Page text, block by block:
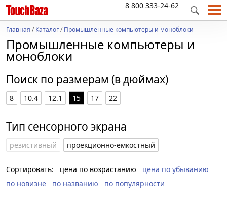
8 800 333-24-62
Главная /Каталог/Промышленные компьютеры и моноблоки
Промышленные компьютеры и
моноблоки
Поиск по размерам (в дюймах)
8 10.4 12.1 15 17 22
Тип сенсорного экрана
резистивный проекционно-емкостный
Сортировать: цена по возрастанию
цена по убыванию
по новизне
по названию по популярности